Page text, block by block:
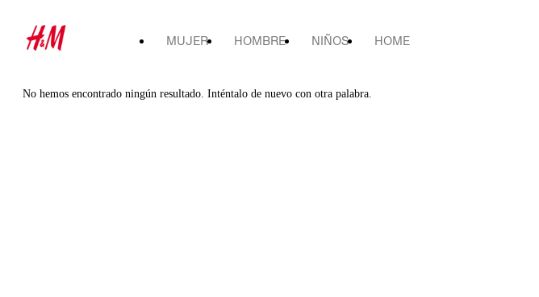
MUJER HOMBRE NIÑOS HOME
No hemos encontrado ningún resultado. Inténtalo de nuevo con otra palabra.